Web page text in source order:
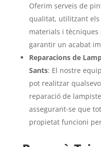
Oferim serveis de
qualitat, utilitzant
materials i tècniques
garantir un acabat
Reparacions de
Sants: El nostre
pot realitzar
reparació de
assegurant-se que
propietat funcioni